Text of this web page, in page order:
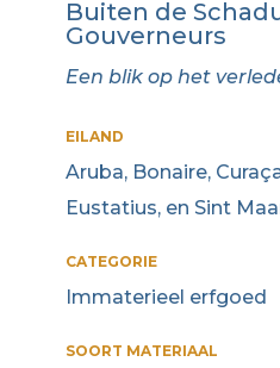
Buiten de
Gouverneurs
Een blik op het
EILAND
Aruba, Bonaire,
Eustatius, en Sint
CATEGORIE
Immaterieel erfgoed
SOORT MATERIAAL